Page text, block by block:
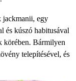
jackmanii, egy
és kúszó habitusával
körében. Bármilyen
telepítésével, és